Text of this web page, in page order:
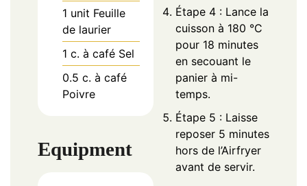
1 unit Feuille
de laurier
1 c. à café Sel
0.5 c. à café
Poivre
Equipment
Étape 4 : Lance la
cuisson à 180 °C
pour 18 minutes
en secouant le
panier à mi-
temps.
Étape 5 : Laisse
reposer 5 minutes
hors de l’Airfryer
avant de servir.